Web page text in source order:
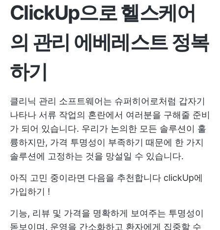
ClickUp으로 헬스케어
의 관리 에베레스트 정복
하기
클리닉 관리 소프트웨어는 슈퍼히어로처럼 갑자기
나타나 서류 작업의 혼란에서 여러분을 구해줄 준비
가 되어 있습니다. 우리가 논의한 모든 솔루션이 훌
륭하지만, 가격 투명성이 부족하기 때문에 한 가지
솔루션에 고정하는 것을 망설일 수 있습니다.
아직 고민 중이라면 다음을 추천합니다 clickUp에
가입하기 !
기능, 리뷰 및 가격을 명확하게 보여주는 투명성이
돋보이며, 운영을 간소화하고 환자에게 집중할 수